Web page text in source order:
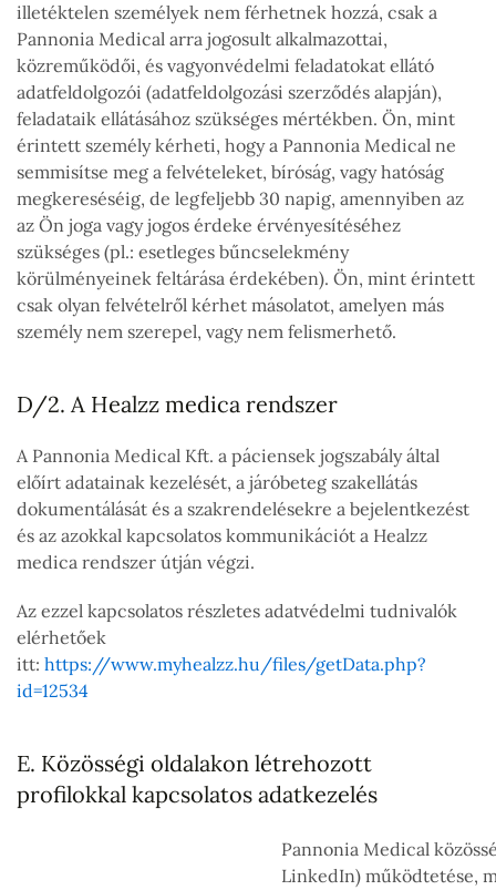
illetéktelen személyek nem férhetnek hozzá, csak a
Pannonia Medical arra jogosult alkalmazottai,
közreműködői, és vagyonvédelmi feladatokat ellátó
adatfeldolgozói (adatfeldolgozási szerződés alapján),
feladataik ellátásához szükséges mértékben. Ön, mint
érintett személy kérheti, hogy a Pannonia Medical ne
semmisítse meg a felvételeket, bíróság, vagy hatóság
megkereséséig, de legfeljebb 30 napig, amennyiben az
az Ön joga vagy jogos érdeke érvényesítéséhez
szükséges (pl.: esetleges bűncselekmény
körülményeinek feltárása érdekében). Ön, mint érintett
csak olyan felvételről kérhet másolatot, amelyen más
személy nem szerepel, vagy nem felismerhető.
D/2. A Healzz medica rendszer
A Pannonia Medical Kft. a páciensek jogszabály által
előírt adatainak kezelését, a járóbeteg szakellátás
dokumentálását és a szakrendelésekre a bejelentkezést
és az azokkal kapcsolatos kommunikációt a Healzz
medica rendszer útján végzi.
Az ezzel kapcsolatos részletes adatvédelmi tudnivalók
elérhetőek
itt: https://www.myhealzz.hu/files/getData.php?
id=12534
E. Közösségi oldalakon létrehozott
profilokkal kapcsolatos adatkezelés
Pannonia Medical
LinkedIn) működtetése,